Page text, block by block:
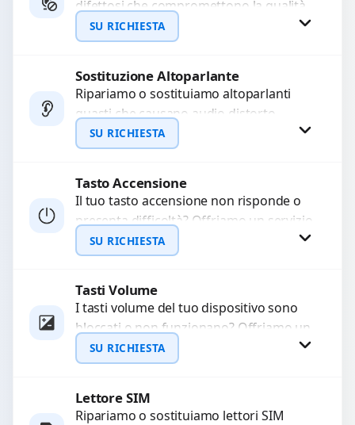
WhatsApp
difettosi che compromettono la qualità
audio delle registrazioni o delle
chiamate. Diagnosi accurata e ricambi
SU RICHIESTA
Richiedi Preventivo
WhatsApp
Sostituzione Altoparlante
Ripariamo o sostituiamo altoparlanti
guasti che causano audio distorto,
basso o assente. Utilizziamo ricambi di
alta qualità garantiti per 3...
SU RICHIESTA
Richiedi Preventivo
WhatsApp
Tasto Accensione
Il tuo tasto accensione non risponde o
presenta difficoltà? Offriamo un servizio
professionale di riparazione o
sostituzione utilizzando componenti di...
SU RICHIESTA
Richiedi Preventivo
WhatsApp
Tasti Volume
I tasti volume del tuo dispositivo sono
bloccati o non funzionano? Offriamo un
servizio di riparazione o sostituzione
con ricambi...
SU RICHIESTA
Richiedi Preventivo
Lettore SIM
Ripariamo o sostituiamo lettori SIM